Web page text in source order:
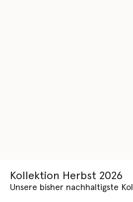
Kollektion Herbst 2026
Unsere bisher nachhaltigste